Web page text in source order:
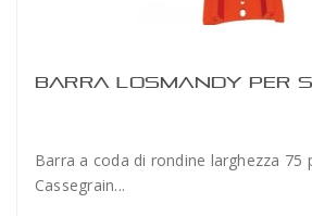
BARRA LOSMANDY PER
Barra a coda di rondine larghezza 75
Cassegrain...